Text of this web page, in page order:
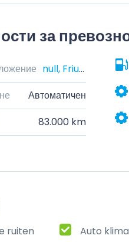
за
null, Friuli-Venezia Giulia, Italia
Автоматичен
83.000 km
ruiten Auto